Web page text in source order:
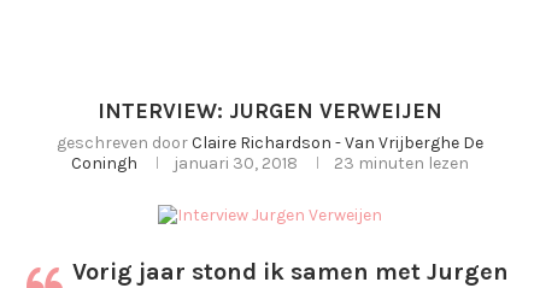
INTERVIEW: JURGEN VERWEIJEN
geschreven doorClaire Richardson - Van Vrijberghe De
Coningh
januari 30, 2018 23 minuten lezen
Vorig jaar stond ik samen met Jurgen